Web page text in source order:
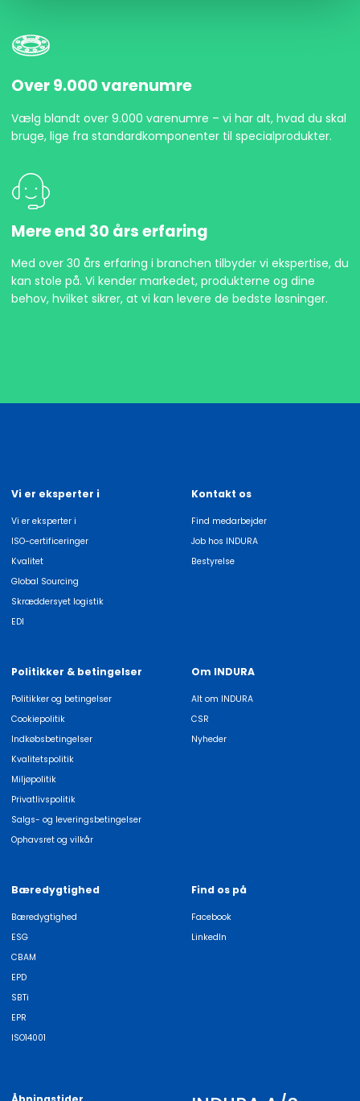
Over 9.000 varenumre
Vælg blandt over 9.000 varenumre – vi har alt, hvad du skal
bruge, lige fra standardkomponenter til specialprodukter.
Mere end 30 års erfaring
Med over 30 års erfaring i branchen tilbyder vi ekspertise, du
kan stole på. Vi kender markedet, produkterne og dine
behov, hvilket sikrer, at vi kan levere de bedste løsninger.
Vi er eksperter i
Vi er eksperter i
ISO-certificeringer
Kvalitet
Global Sourcing
Skræddersyet logistik
EDI
Kontakt os
Find medarbejder
Job hos INDURA
Bestyrelse
Politikker & betingelser
Politikker og betingelser
Cookiepolitik
Indkøbsbetingelser
Kvalitetspolitik
Miljøpolitik
Privatlivspolitik
Salgs- og leveringsbetingelser
Ophavsret og vilkår
Om INDURA
Alt om INDURA
CSR
Nyheder
Bæredygtighed
Bæredygtighed
ESG
CBAM
EPD
SBTi
EPR
ISO14001
Find os på
Facebook
LinkedIn